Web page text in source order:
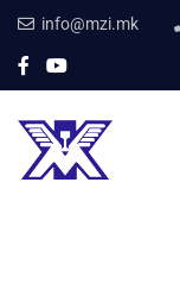
info@mzi.mk